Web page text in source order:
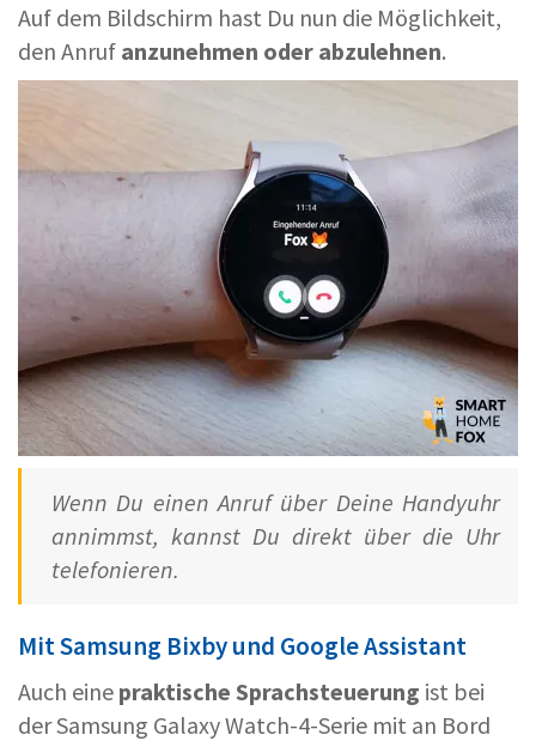
Auf dem Bildschirm hast Du nun die Möglichkeit,
den Anruf anzunehmen oder abzulehnen.
Wenn Du einen Anruf über Deine Handyuhr
annimmst, kannst Du direkt über die Uhr
telefonieren.
Mit Samsung Bixby und Google Assistant
Auch eine praktische Sprachsteuerung ist bei
der Samsung Galaxy Watch-4-Serie mit an Bord